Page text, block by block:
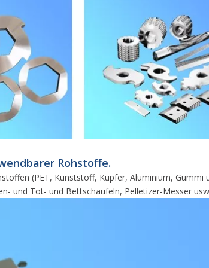
Rohstoffe.
(PET, Kunststoff, Kupfer, Aluminium, Gummi
und Tot- und Bettschaufeln, Pelletizer-Messer